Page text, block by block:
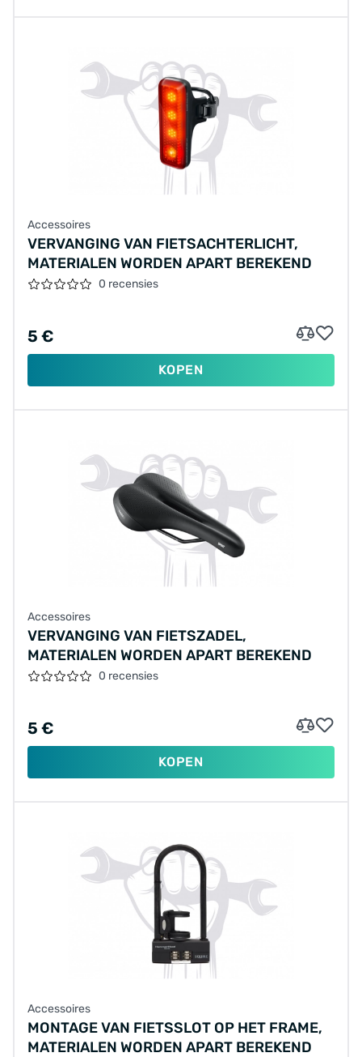
Accessoires
VERVANGING VAN FIETSACHTERLICHT,
MATERIALEN WORDEN APART BEREKEND
0 recensies
5 €
KOPEN
Accessoires
VERVANGING VAN FIETSZADEL,
MATERIALEN WORDEN APART BEREKEND
0 recensies
5 €
KOPEN
Accessoires
MONTAGE VAN FIETSSLOT OP HET FRAME,
MATERIALEN WORDEN APART BEREKEND